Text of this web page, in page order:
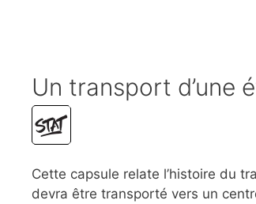
Un transport d’une
Cette capsule relate l’histoire du
devra être transporté vers un